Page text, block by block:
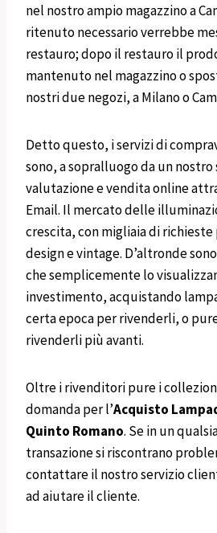
nel nostro ampio magazzino a
ritenuto necessario verrebbe
restauro; dopo il restauro il
mantenuto nel magazzino o
nostri due negozi, a Milano o
Detto questo, i servizi di
sono, a sopralluogo da un
valutazione e vendita online
Email. Il mercato delle
crescita, con migliaia di
design e vintage. D’altronde
che semplicemente lo
investimento, acquistando
certa epoca per rivenderli, o
rivenderli più avanti.
Oltre i rivenditori pure i
domanda per l’Acquisto
Quinto Romano. Se in un
transazione si riscontrano
contattare il nostro servizio
ad aiutare il cliente.